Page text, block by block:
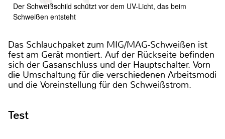
Der Schweißschild schützt vor dem UV-Licht, das beim
Schweißen entsteht
Das Schlauchpaket zum MIG/MAG-Schweißen ist
fest am Gerät montiert. Auf der Rückseite befinden
sich der Gasanschluss und der Hauptschalter. Vorn
die Umschaltung für die verschiedenen Arbeitsmodi
und die Voreinstellung für den Schweißstrom.
Test